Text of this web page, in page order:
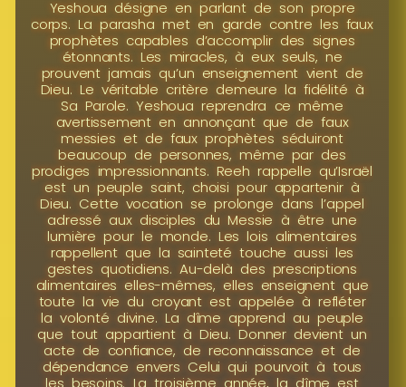
Yeshoua désigne en parlant de son propre
corps. La parasha met en garde contre les faux
prophètes capables d’accomplir des signes
étonnants. Les miracles, à eux seuls, ne
prouvent jamais qu’un enseignement vient de
Dieu. Le véritable critère demeure la fidélité à
Sa Parole. Yeshoua reprendra ce même
avertissement en annonçant que de faux
messies et de faux prophètes séduiront
beaucoup de personnes, même par des
prodiges impressionnants. Reeh rappelle qu’Israël
est un peuple saint, choisi pour appartenir à
Dieu. Cette vocation se prolonge dans l’appel
adressé aux disciples du Messie à être une
lumière pour le monde. Les lois alimentaires
rappellent que la sainteté touche aussi les
gestes quotidiens. Au-delà des prescriptions
alimentaires elles-mêmes, elles enseignent que
toute la vie du croyant est appelée à refléter
la volonté divine. La dîme apprend au peuple
que tout appartient à Dieu. Donner devient un
acte de confiance, de reconnaissance et de
dépendance envers Celui qui pourvoit à tous
les besoins. La troisième année, la dîme est